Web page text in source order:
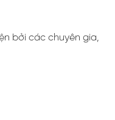
bởi các chuyên gia,